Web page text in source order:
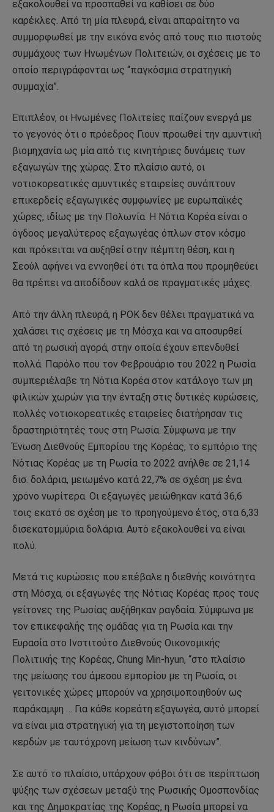
εξακολουθεί να προσπαθεί να καθίσει σε δύο
καρέκλες. Από τη μία πλευρά, είναι απαραίτητο να
συμμορφωθεί με την εικόνα ενός από τους πιο πιστούς
συμμάχους των Ηνωμένων Πολιτειών, οι σχέσεις με το
οποίο περιγράφονται ως “παγκόσμια στρατηγική
συμμαχία”.
Επιπλέον, οι Ηνωμένες Πολιτείες παίζουν ενεργά με
το γεγονός ότι ο πρόεδρος Γιουν προωθεί την αμυντική
βιομηχανία ως μία από τις κινητήριες δυνάμεις των
εξαγωγών της χώρας. Στο πλαίσιο αυτό, οι
νοτιοκορεατικές αμυντικές εταιρείες συνάπτουν
επικερδείς εξαγωγικές συμφωνίες με ευρωπαϊκές
χώρες, ιδίως με την Πολωνία. Η Νότια Κορέα είναι ο
όγδοος μεγαλύτερος εξαγωγέας όπλων στον κόσμο
και πρόκειται να αυξηθεί στην πέμπτη θέση, και η
Σεούλ αφήνει να εννοηθεί ότι τα όπλα που προμηθεύει
θα πρέπει να αποδίδουν καλά σε πραγματικές μάχες.
Από την άλλη πλευρά, η ΡΟΚ δεν θέλει πραγματικά να
χαλάσει τις σχέσεις με τη Μόσχα και να αποσυρθεί
από τη ρωσική αγορά, στην οποία έχουν επενδυθεί
πολλά. Παρόλο που τον Φεβρουάριο του 2022 η Ρωσία
συμπεριέλαβε τη Νότια Κορέα στον κατάλογο των μη
φιλικών χωρών για την ένταξη στις δυτικές κυρώσεις,
πολλές νοτιοκορεατικές εταιρείες διατήρησαν τις
δραστηριότητές τους στη Ρωσία. Σύμφωνα με την
Ένωση Διεθνούς Εμπορίου της Κορέας, το εμπόριο της
Νότιας Κορέας με τη Ρωσία το 2022 ανήλθε σε 21,14
δισ. δολάρια, μειωμένο κατά 22,7% σε σχέση με ένα
χρόνο νωρίτερα. Οι εξαγωγές μειώθηκαν κατά 36,6
τοις εκατό σε σχέση με το προηγούμενο έτος, στα 6,33
δισεκατομμύρια δολάρια. Αυτό εξακολουθεί να είναι
πολύ.
Μετά τις κυρώσεις που επέβαλε η διεθνής κοινότητα
στη Μόσχα, οι εξαγωγές της Νότιας Κορέας προς τους
γείτονες της Ρωσίας αυξήθηκαν ραγδαία. Σύμφωνα με
τον επικεφαλής της ομάδας για τη Ρωσία και την
Ευρασία στο Ινστιτούτο Διεθνούς Οικονομικής
Πολιτικής της Κορέας, Chung Min-hyun, “στο πλαίσιο
της μείωσης του άμεσου εμπορίου με τη Ρωσία, οι
γειτονικές χώρες μπορούν να χρησιμοποιηθούν ως
παράκαμψη … Για κάθε κορεάτη εξαγωγέα, αυτό μπορεί
να είναι μια στρατηγική για τη μεγιστοποίηση των
κερδών με ταυτόχρονη μείωση των κινδύνων”.
Σε αυτό το πλαίσιο, υπάρχουν φόβοι ότι σε περίπτωση
ψύξης των σχέσεων μεταξύ της Ρωσικής Ομοσπονδίας
και της Δημοκρατίας της Κορέας, η Ρωσία μπορεί να